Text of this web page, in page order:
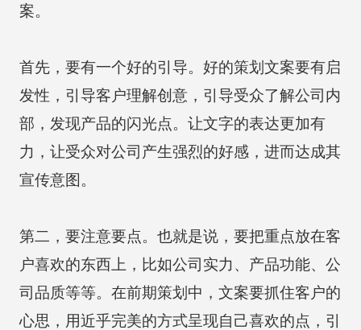
案。
首先，要有一个好的引导。好的策划文案要有启
发性，引导客户理解创意，引导受众了解公司内
部，发现产品的闪光点。让文字的表达更加有
力，让受众对公司产生强烈的好感，进而达成其
宣传意图。
第二，要注意要点。也就是说，要把重点放在客
户喜欢的东西上，比如公司实力、产品功能、公
司品质等等。在前期策划中，文案要抓住客户的
心思，用近乎完美的方式呈现自己喜欢的点，引